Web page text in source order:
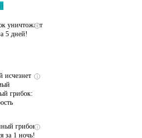
i
уничтожает
5 дней!
i
исчезнет
грибок:
i
грибок
за 1 ночь!